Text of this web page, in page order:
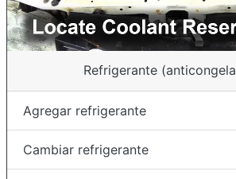
Refrigerante
Agregar refrigerante
Cambiar refrigerante